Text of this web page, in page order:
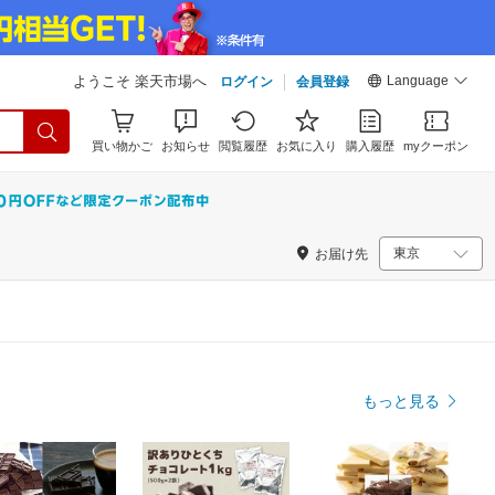
ようこそ 楽天市場へ ログイン 会員登録 Language
買い物かご お知らせ 閲覧履歴 お気に入り 購入履歴 myクーポン
お届け先
もっと見る